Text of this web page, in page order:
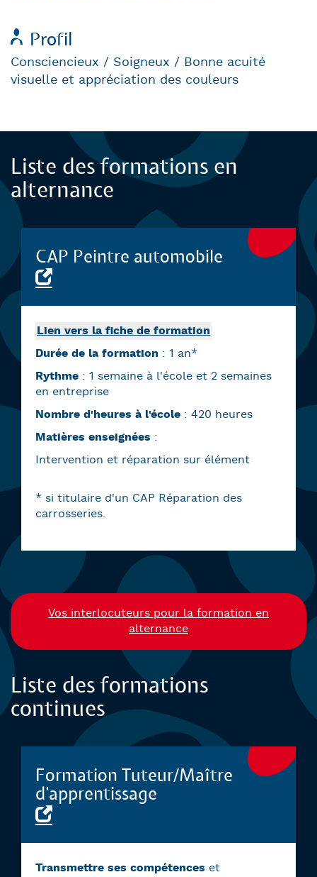
Profil
Consciencieux / Soigneux / Bonne acuité
visuelle et appréciation des couleurs
Background
Liste des formations en
alternance
CAP Peintre automobile
Lien vers la fiche de formation
Durée de la formation : 1 an*
Rythme : 1 semaine à l'école et 2 semaines
en entreprise
Nombre d'heures à l'école : 420 heures
Matières enseignées :
Intervention et réparation sur élément
* si titulaire d'un CAP Réparation des
carrosseries.
Vos interlocuteurs pour la formation en
alternance
Liste des formations
continues
Formation Tuteur/Maître
d’apprentissage
Transmettre ses compétences et